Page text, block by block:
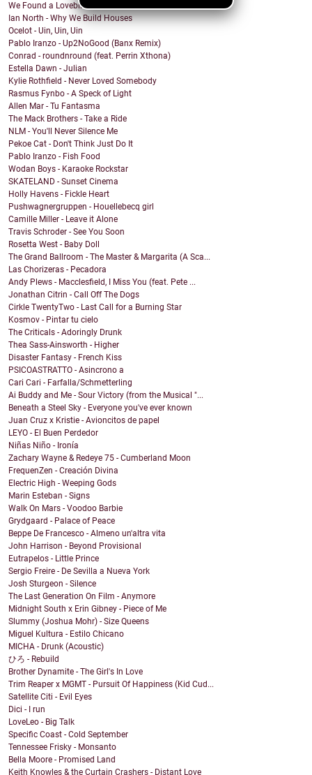
We Found a Lovebird - 100%
Ian North - Why We Build Houses
Ocelot - Uin, Uin, Uin
Pablo Iranzo - Up2NoGood (Banx Remix)
Conrad - roundnround (feat. Perrin Xthona)
Estella Dawn - Julian
Kylie Rothfield - Never Loved Somebody
Rasmus Fynbo - A Speck of Light
Allen Mar - Tu Fantasma
The Mack Brothers - Take a Ride
NLM - You'll Never Silence Me
Pekoe Cat - Don't Think Just Do It
Pablo Iranzo - Fish Food
Wodan Boys - Karaoke Rockstar
SKATELAND - Sunset Cinema
Holly Havens - Fickle Heart
Pushwagnergruppen - Houellebecq girl
Camille Miller - Leave it Alone
Travis Schroder - See You Soon
Rosetta West - Baby Doll
The Grand Ballroom - The Master & Margarita (A Sca...
Las Chorizeras - Pecadora
Andy Plews - Macclesfield, I Miss You (feat. Pete ...
Jonathan Citrin - Call Off The Dogs
Cirkle TwentyTwo - Last Call for a Burning Star
Kosmov - Pintar tu cielo
The Criticals - Adoringly Drunk
Thea Sass-Ainsworth - Higher
Disaster Fantasy - French Kiss
PSICOASTRATTO - Asincrono a
Cari Cari - Farfalla/Schmetterling
Ai Buddy and Me - Sour Victory (from the Musical "...
Beneath a Steel Sky - Everyone you've ever known
Juan Cruz x Kristie - Avioncitos de papel
LEYO - El Buen Perdedor
Niñas Niño - Ironía
Zachary Wayne & Redeye 75 - Cumberland Moon
FrequenZen - Creación Divina
Electric High - Weeping Gods
Marin Esteban - Signs
Walk On Mars - Voodoo Barbie
Grydgaard - Palace of Peace
Beppe De Francesco - Almeno un'altra vita
John Harrison - Beyond Provisional
Eutrapelos - Little Prince
Sergio Freire - De Sevilla a Nueva York
Josh Sturgeon - Silence
The Last Generation On Film - Anymore
Midnight South x Erin Gibney - Piece of Me
Slummy (Joshua Mohr) - Size Queens
Miguel Kultura - Estilo Chicano
MICHA - Drunk (Acoustic)
ひろ - Rebuild
Brother Dynamite - The Girl's In Love
Trim Reaper x MGMT - Pursuit Of Happiness (Kid Cud...
Satellite Citi - Evil Eyes
Dici - I run
LoveLeo - Big Talk
Specific Coast - Cold September
Tennessee Frisky - Monsanto
Bella Moore - Promised Land
Keith Knowles & the Curtain Crashers - Distant Love